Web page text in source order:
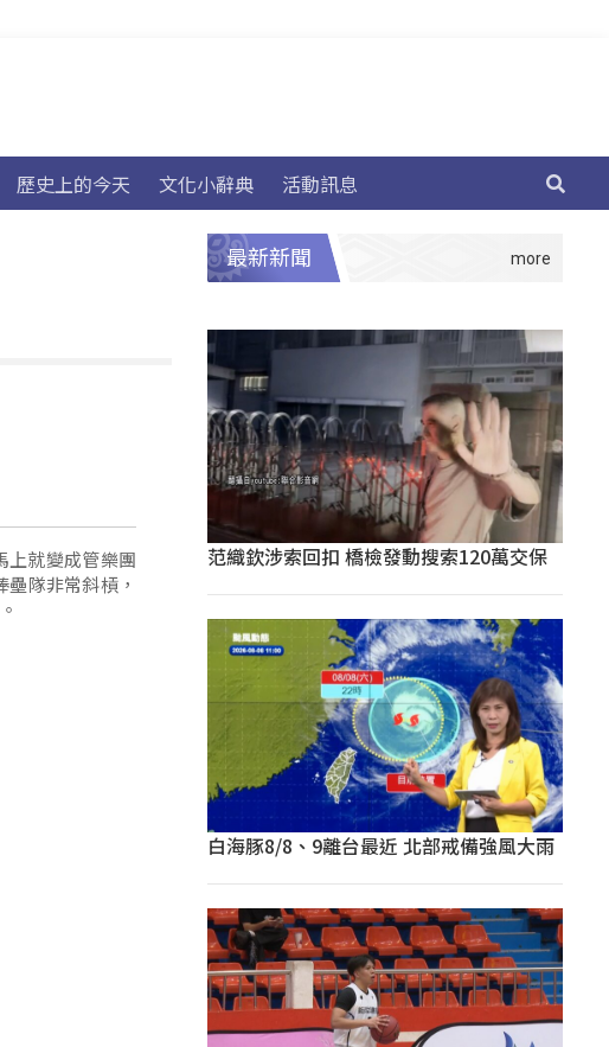
歷史上的今天 文化小辭典 活動訊息
上就變成管樂團
隊非常斜槓，
最新新聞
范織欽涉索回扣 橋檢發動搜索120萬交保
白海豚8/8、9離台最近 北部戒備強風大雨